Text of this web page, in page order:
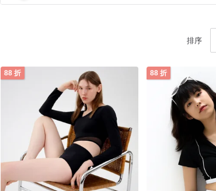
排序
88 折 88 折